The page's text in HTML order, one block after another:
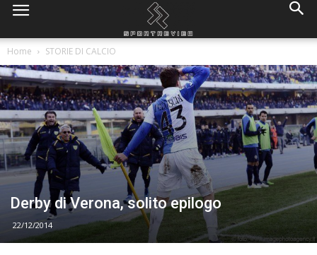
Home STORIE DI CALCIO
Derby di Verona, solito epilogo
22/12/2014